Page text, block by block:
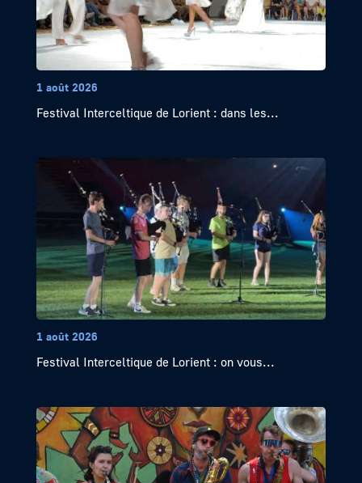
1 août 2026
Festival Interceltique de Lorient : dans les...
1 août 2026
Festival Interceltique de Lorient : on vous...